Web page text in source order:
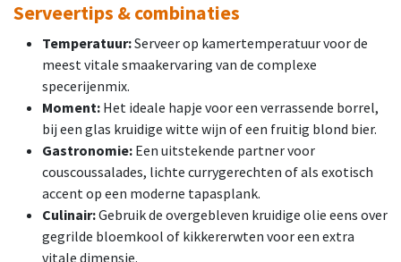
Serveertips & combinaties
Temperatuur:Serveer op kamertemperatuur voor de
meest vitale smaakervaring van de complexe
specerijenmix.
Moment: Het ideale hapje voor een verrassende borrel,
bij een glas kruidige witte wijn of een fruitig blond bier.
Gastronomie: Een uitstekende partner voor
couscoussalades, lichte currygerechten of als exotisch
accent op een moderne tapasplank.
Culinair:Gebruik de overgebleven kruidige olie eens over
gegrilde bloemkool of kikkererwten voor een extra
vitale dimensie.